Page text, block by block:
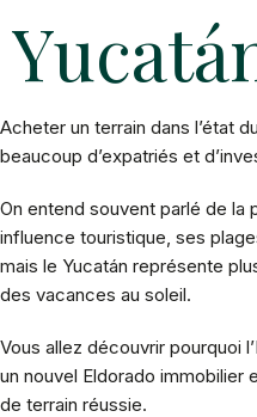
Acheter un terrain dans l’état
beaucoup d’expatriés et
On entend souvent parlé de la
influence touristique, ses
mais le Yucatán représente
des vacances au soleil.
Vous allez découvrir pourquoi
un nouvel Eldorado immobilier
de terrain réussie.